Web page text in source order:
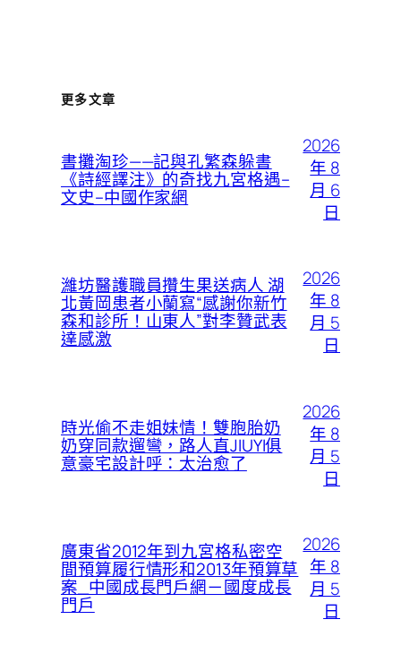
更多文章
書攤淘珍——記與孔繁森躲書
《詩經譯注》的奇找九宮格遇–
文史–中國作家網
2026
年 8
月 6
日
濰坊醫護職員攢生果送病人 湖
北黃岡患者小蘭寫“感謝你新竹
森和診所！山東人”對李贊武表
達感激
2026
年 8
月 5
日
時光偷不走姐妹情！雙胞胎奶
奶穿同款遛彎，路人直JIUYI俱
意豪宅設計呼：太治愈了
2026
年 8
月 5
日
廣東省2012年到九宮格私密空
間預算履行情形和2013年預算草
案_中國成長門戶網－國度成長
門戶
2026
年 8
月 5
日